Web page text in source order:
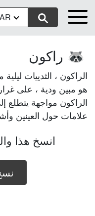
AR
🦝 راكون
الراكون ، الثدييات
هو مبين ودية ، على
الراكون مواجهة يتطلع
علامات حول العينين
انسخ هذا